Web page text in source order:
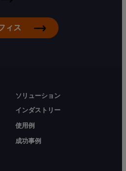
ィス
ソリューション
インダストリー
使用例
成功事例